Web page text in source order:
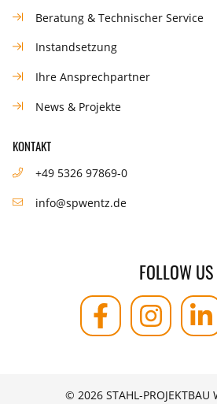
Beratung & Technischer Service
Instandsetzung
Ihre Ansprechpartner
News & Projekte
KONTAKT
+49 5326 97869-0
info@spwentz.de
FOLLOW US
© 2026 STAHL-PROJEKTBAU